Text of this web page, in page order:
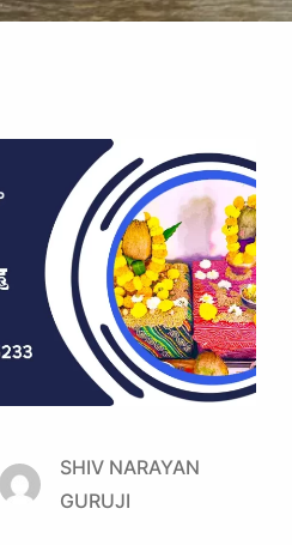
SHIV NARAYAN
GURUJI